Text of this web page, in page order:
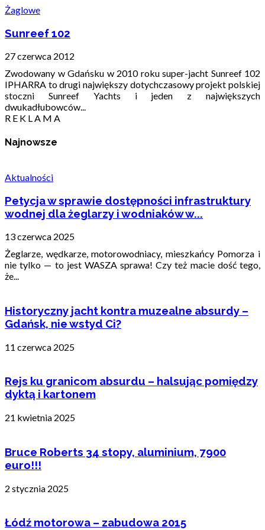
Żaglowe
Sunreef 102
27 czerwca 2012
Zwodowany w Gdańsku w 2010 roku super-jacht Sunreef 102
IPHARRA to drugi największy dotychczasowy projekt polskiej
stoczni Sunreef Yachts i jeden z największych
dwukadłubowców...
R E K L A M A
Najnowsze
Aktualności
Petycja w sprawie dostępności infrastruktury
wodnej dla żeglarzy i wodniaków w...
13 czerwca 2025
Żeglarze, wędkarze, motorowodniacy, mieszkańcy Pomorza i
nie tylko — to jest WASZA sprawa! Czy też macie dość tego,
że...
Historyczny jacht kontra muzealne absurdy –
Gdańsk, nie wstyd Ci?
11 czerwca 2025
Rejs ku granicom absurdu – halsując pomiędzy
dyktą i kartonem
21 kwietnia 2025
Bruce Roberts 34 stopy, aluminium, 7900
euro!!!
2 stycznia 2025
Łódź motorowa – zabudowa 2015